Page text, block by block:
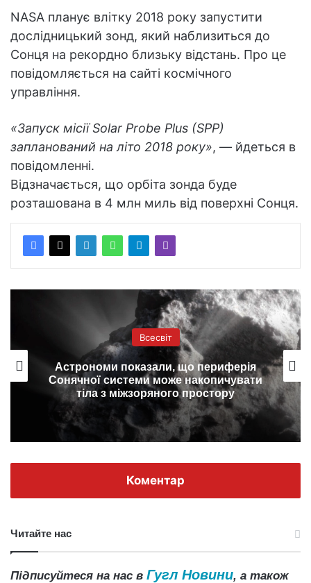
NASA планує влітку 2018 року запустити
дослідницький зонд, який наблизиться до
Сонця на рекордно близьку відстань. Про це
повідомляється на сайті космічного
управління.
«Запуск місії Solar Probe Plus (SPP)
запланований на літо 2018 року», — йдеться в
повідомленні.
Відзначається, що орбіта зонда буде
розташована в 4 млн миль від поверхні Сонця.
Всесвіт
Астрономи показали, що периферія
Сонячної системи може накопичувати
тіла з міжзоряного простору
Коментар
Читайте нас
Підписуйтеся на нас в Гугл Новини, а також